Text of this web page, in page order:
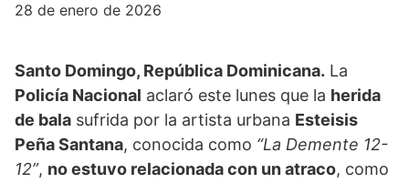
28 de enero de 2026
Santo Domingo, República Dominicana. La
Policía Nacional aclaró este lunes que la herida
de bala sufrida por la artista urbana Esteisis
Peña Santana, conocida como “La Demente 12-
12”, no estuvo relacionada con un atraco, como